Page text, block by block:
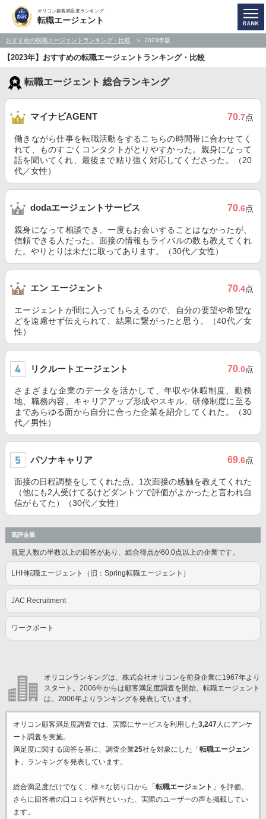
オリコン顧客満足度ランキング
転職エージェント
おすすめの転職エージェントランキング・比較 2023年版
【2023年】おすすめの転職エージェントランキング・比較
転職エージェント 総合ランキング
マイナビAGENT 70.7点
働きながら仕事を転職活動をするこちらの時間帯に合わせてく
れて、ものすごくコンタクトがとりやすかった。親身になって
話を聞いてくれ、最後まで粘り強く対応してくださった。（20
代／女性）
dodaエージェントサービス 70.6点
親身になって相談でき、一度もお会いすることはなかったが、
信頼できる人だった。面接の情報もライバルの数も教えてくれ
た。やりとりは未だに取ってあります。（30代／女性）
エン エージェント 70.4点
エージェントが間に入ってもらえるので、自分の要望や希望な
どを遠慮せず伝えられて、結果に繋がったと思う。（40代／女
性）
リクルートエージェント 70.0点
さまざまな企業のデータを活かして、年収や休暇制度、勤務
地、職務内容、キャリアアップ形成やスキル、研修制度に至る
まであらゆる面から自分に合った企業を紹介してくれた。（30
代／男性）
パソナキャリア 69.6点
面接の日程調整をしてくれた点。1次面接の感触を教えてくれた
（他にも2人受けてるけどダントツで評価がよかったと言われ自
信がもてた）（30代／女性）
高評企業
規定人数の半数以上の回答があり、総合得点が60.0点以上の企業です。
LHH転職エージェント（旧：Spring転職エージェント）
JAC Recruitment
ワークポート
オリコンランキングは、株式会社オリコンを前身企業に1967年より
スタート。2006年からは顧客満足度調査を開始。転職エージェント
は、2006年よりランキングを発表しています。
オリコン顧客満足度調査では、実際にサービスを利用した3,247人にアンケ
ート調査を実施。
満足度に関する回答を基に、調査企業25社を対象にした「 転職エージェン
ト 」ランキングを発表しています。
総合満足度だけでなく、様々な切り口から「 転職エージェント 」を評価。
さらに回答者の口コミや評判といった、実際のユーザーの声も掲載してい
ます。